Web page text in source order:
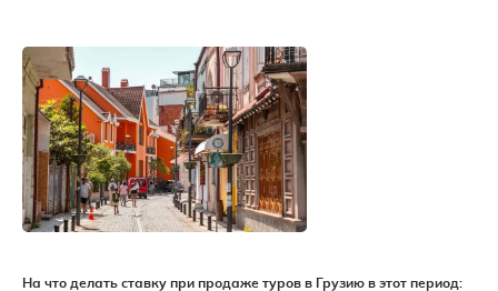
На что делать ставку при продаже туров в Грузию в этот период: